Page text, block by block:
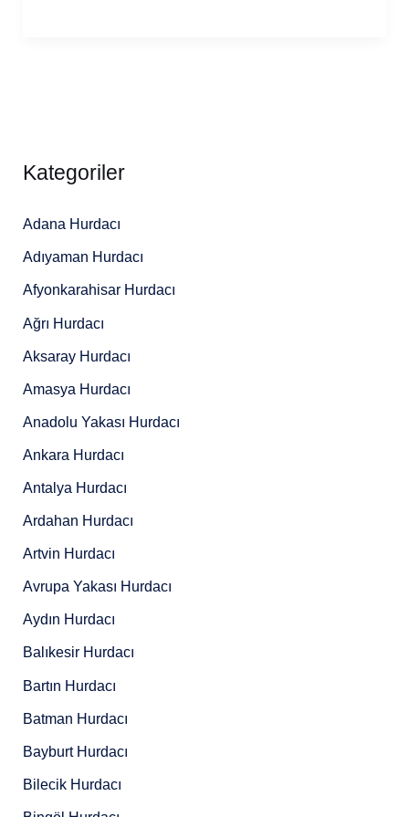
Kategoriler
Adana Hurdacı
Adıyaman Hurdacı
Afyonkarahisar Hurdacı
Ağrı Hurdacı
Aksaray Hurdacı
Amasya Hurdacı
Anadolu Yakası Hurdacı
Ankara Hurdacı
Antalya Hurdacı
Ardahan Hurdacı
Artvin Hurdacı
Avrupa Yakası Hurdacı
Aydın Hurdacı
Balıkesir Hurdacı
Bartın Hurdacı
Batman Hurdacı
Bayburt Hurdacı
Bilecik Hurdacı